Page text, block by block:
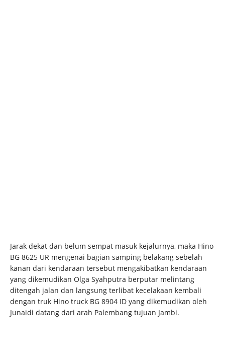
Jarak dekat dan belum sempat masuk kejalurnya, maka Hino
BG 8625 UR mengenai bagian samping belakang sebelah
kanan dari kendaraan tersebut mengakibatkan kendaraan
yang dikemudikan Olga Syahputra berputar melintang
ditengah jalan dan langsung terlibat kecelakaan kembali
dengan truk Hino truck BG 8904 ID yang dikemudikan oleh
Junaidi datang dari arah Palembang tujuan Jambi.